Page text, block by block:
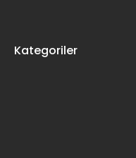
Kategoriler